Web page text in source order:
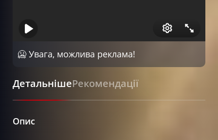
🥶 Увага, можлива реклама!
ДетальнішеРекомендації
Опис